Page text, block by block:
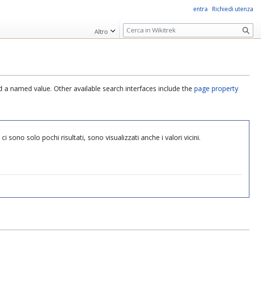
named value. Other available search interfaces include the page property
sono solo pochi risultati, sono visualizzati anche i valori vicini.
entra Richiedi utenza
Altro
R
i
r
c